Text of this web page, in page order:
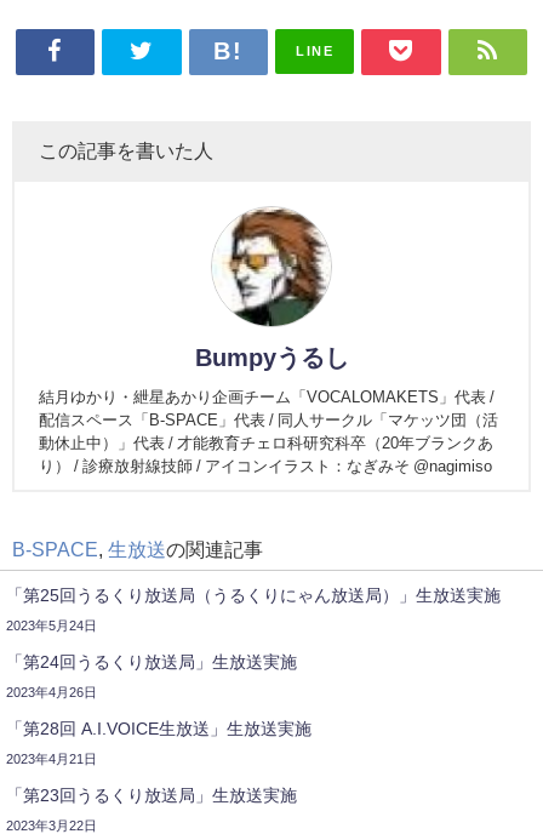
LINE
この記事を書いた人
Bumpyうるし
結月ゆかり・紲星あかり企画チーム「VOCALOMAKETS」代表 /
配信スペース「B-SPACE」代表 / 同人サークル「マケッツ団（活
動休止中）」代表 / 才能教育チェロ科研究科卒（20年ブランクあ
り） / 診療放射線技師 / アイコンイラスト：なぎみそ @nagimiso
B-SPACE 生放送の関連記事
「第25回うるくり放送局（うるくりにゃん放送局）」生放送実施
2023年5月24日
「第24回うるくり放送局」生放送実施
2023年4月26日
「第28回 A.I.VOICE生放送」生放送実施
2023年4月21日
「第23回うるくり放送局」生放送実施
2023年3月22日